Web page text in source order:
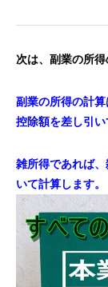
次は、副業の所得
副業の所得の計
控除額を差し引い
雑所得であれば
いて計算します。